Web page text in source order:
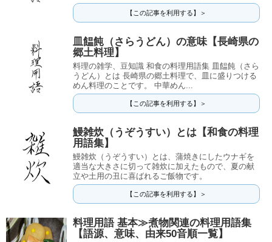
【この記事を利用する】＞
皿饂飩（さらうどん）の意味【長崎県の
郷土料理】
料理の雑学、豆知識 和食の料理用語集 皿饂飩（さら
うどん）とは 長崎県の郷土料理で、皿に盛りつける
めん料理のことです。 中華めん...
【この記事を利用する】＞
鰻雑炊（うぞうすい）とは【和食の料理
用語集】
鰻雑炊（うぞうすい）とは、蒲焼きにしたウナギを
適当な大きさに切って雑炊に加えたもので、夏の献
立や土用の丑に喜ばれるご飯物です。
【この記事を利用する】＞
料理用語 基本≫煮物関連の料理用語集
【語源、意味、由来50音順一覧】